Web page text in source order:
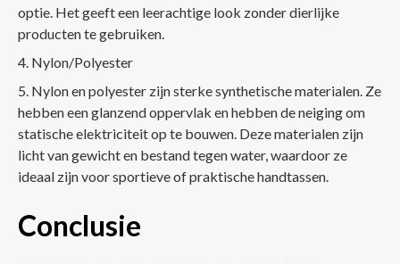
optie. Het geeft een leerachtige look zonder dierlijke
producten te gebruiken.
Nylon/Polyester
Nylon en polyester zijn sterke synthetische materialen. Ze
hebben een glanzend oppervlak en hebben de neiging om
statische elektriciteit op te bouwen. Deze materialen zijn
licht van gewicht en bestand tegen water, waardoor ze
ideaal zijn voor sportieve of praktische handtassen.
Conclusie